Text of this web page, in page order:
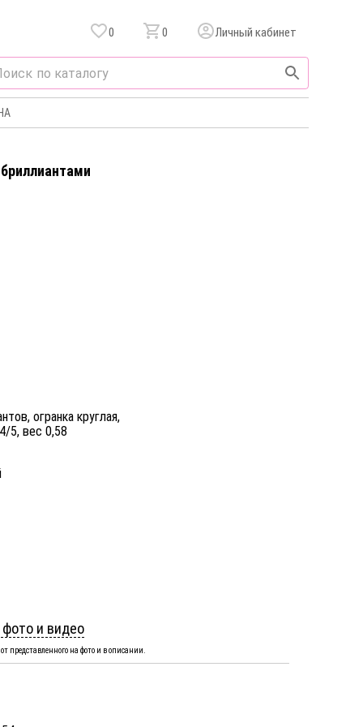
0 0 Личный кабинет
огранка круглая,
5, вес 0,58
и видео
представленного на фото и в описании.